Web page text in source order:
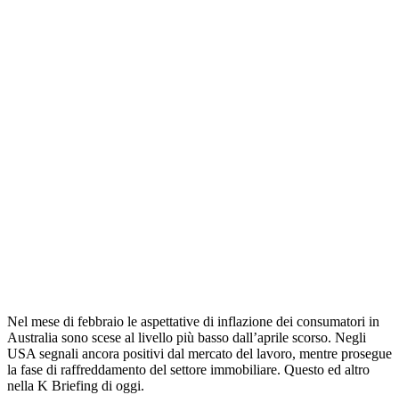
Nel mese di febbraio le aspettative di inflazione dei consumatori in
Australia sono scese al livello più basso dall’aprile scorso. Negli
USA segnali ancora positivi dal mercato del lavoro, mentre prosegue
la fase di raffreddamento del settore immobiliare. Questo ed altro
nella K Briefing di oggi.